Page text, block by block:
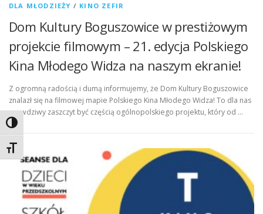
Toggle High Contrast
Toggle Font size
DLA MŁODZIEŻY / KINO ZEFIR
Dom Kultury Boguszowice w prestiżowym
projekcie filmowym – 21. edycja Polskiego
Kina Młodego Widza na naszym ekranie!
Z ogromną radością i dumą informujemy, że Dom Kultury Boguszowice
znalazł się na filmowej mapie Polskiego Kina Młodego Widza! To dla nas
prawdziwy zaszczyt być częścią ogólnopolskiego projektu, który od …